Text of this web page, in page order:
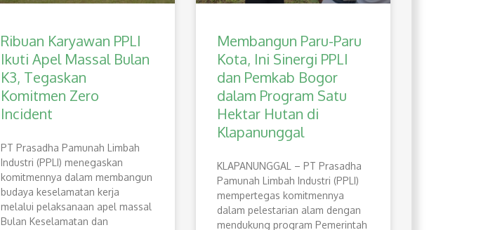
Ribuan Karyawan PPLI
Ikuti Apel Massal Bulan
K3, Tegaskan
Komitmen Zero
Incident
PT Prasadha Pamunah Limbah
Industri (PPLI) menegaskan
komitmennya dalam membangun
budaya keselamatan kerja
melalui pelaksanaan apel massal
Bulan Keselamatan dan
Membangun Paru-Paru
Kota, Ini Sinergi PPLI
dan Pemkab Bogor
dalam Program Satu
Hektar Hutan di
Klapanunggal
​KLAPANUNGGAL – PT Prasadha
Pamunah Limbah Industri (PPLI)
mempertegas komitmennya
dalam pelestarian alam dengan
mendukung program Pemerintah